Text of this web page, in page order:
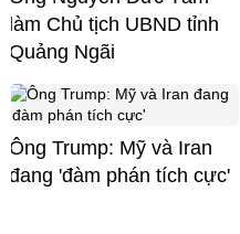
làm Chủ tịch UBND tỉnh
Quảng Ngãi
Ông Trump: Mỹ và Iran
đang 'đàm phán tích cực'